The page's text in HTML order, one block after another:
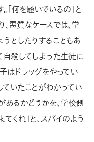
「何を騒いでいるの」と
悪質なケースでは、学
としたりすることもあ
自殺してしまった生徒に
はドラッグをやってい
ていたことがわかってい
あるかどうかを、学校側
くれ」と、スパイのよう